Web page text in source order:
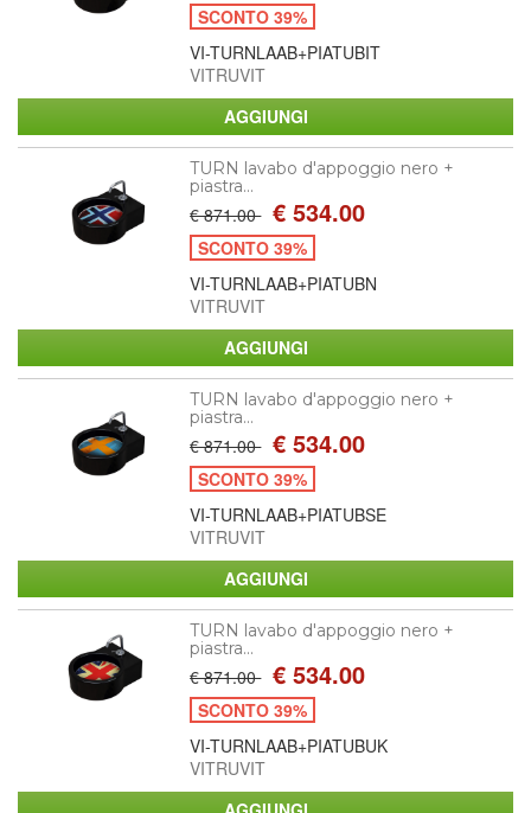
SCONTO 39%
VI-TURNLAAB+PIATUBIT
VITRUVIT
TURN lavabo d'appoggio nero +
piastra...
€ 871.00 € 534.00
SCONTO 39%
VI-TURNLAAB+PIATUBN
VITRUVIT
TURN lavabo d'appoggio nero +
piastra...
€ 871.00 € 534.00
SCONTO 39%
VI-TURNLAAB+PIATUBSE
VITRUVIT
TURN lavabo d'appoggio nero +
piastra...
€ 871.00 € 534.00
SCONTO 39%
VI-TURNLAAB+PIATUBUK
VITRUVIT